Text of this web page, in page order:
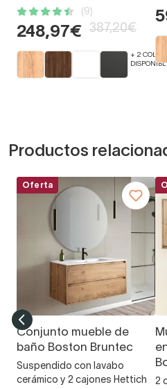
(9)
248,97€ 387,20€
+ 2
Productos
Oferta
Conjunto mueble de
baño Boston Bruntec
Suspendido con lavabo
cerámico y 2 cajones Hettich
2